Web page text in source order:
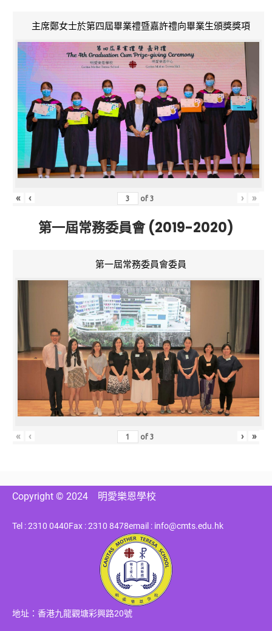
主席鄭女士於第四屆畢業禮暨嘉許禮向畢業生頒獎獎項
« ‹ of3 › »
第一屆常務委員會 (2019-2020)
第一屆常務委員會委員
« ‹ of3 › »
Copyright © 2024 明愛樂恩學校
Tel : 2310 0440Fax : 2310 8478email : info@cmts.edu.hk
地址：香港九龍觀塘彩興路20號